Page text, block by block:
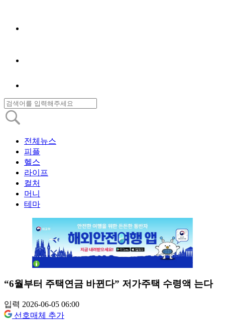
전체뉴스
피플
헬스
라이프
컬처
머니
테마
“6월부터 주택연금 바뀐다” 저가주택 수령액 는다
입력 2026-06-05 06:00
선호매체 추가